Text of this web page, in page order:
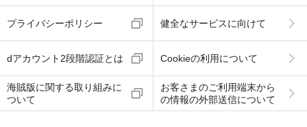
プライバシーポリシー 健全なサービスに向けて
dアカウント2段階認証とは Cookieの利用について
海賊版に関する取り組みに
ついて
お客さまのご利用端末から
の情報の外部送信について